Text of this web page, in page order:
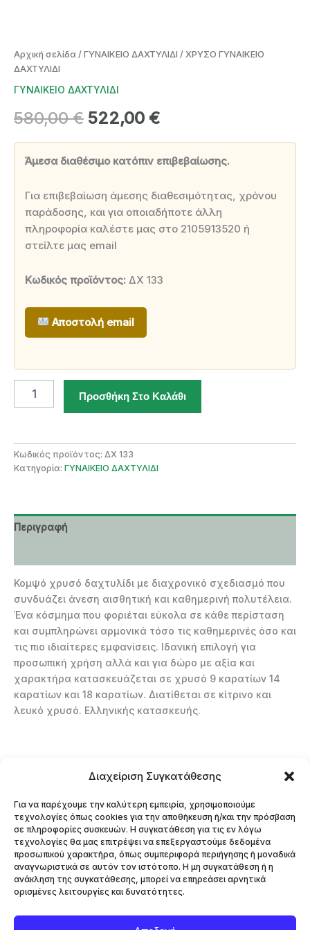
Διαχείριση Συγκατάθεσης
Για να παρέχουμε την καλύτερη εμπειρία, χρησιμοποιούμε
τεχνολογίες όπως cookies για την αποθήκευση ή/και την πρόσβαση
σε πληροφορίες συσκευών. Η συγκατάθεση για τις εν λόγω
τεχνολογίες θα μας επιτρέψει να επεξεργαστούμε δεδομένα
προσωπικού χαρακτήρα, όπως συμπεριφορά περιήγησης ή μοναδικά
αναγνωριστικά σε αυτόν τον ιστότοπο. Η μη συγκατάθεση ή η
ανάκληση της συγκατάθεσης, μπορεί να επηρεάσει αρνητικά
ορισμένες λειτουργίες και δυνατότητες.
Αρχική σελίδα / ΓΥΝΑΙΚΕΙΟ ΔΑΧΤΥΛΙΔΙ / ΧΡΥΣΟ ΓΥΝΑΙΚΕΙΟ
ΔΑΧΤΥΛΙΔΙ
ΓΥΝΑΙΚΕΙΟ ΔΑΧΤΥΛΙΔΙ
580,00€ Original
price
was:
580,00 €.
522,00 €Η
τρέχουσα
τιμή
είναι:
522,00 €.
Άμεσα διαθέσιμο κατόπιν επιβεβαίωσης.
Για επιβεβαίωση άμεσης διαθεσιμότητας, χρόνου
παράδοσης, και για οποιαδήποτε άλλη
πληροφορία καλέστε μας στο 2105913520 ή
στείλτε μας email
Κωδικός προϊόντος: ΔΧ 133
Αποστολή email
ΓΥΝΑΙΚΕΙΟ
ΔΑΧΤΥΛΙΔΙ
Προσθήκη Στο Καλάθι
Κωδικός προϊόντος: ΔΧ 133
Κατηγορία: ΓΥΝΑΙΚΕΙΟ ΔΑΧΤΥΛΙΔΙ
Περιγραφή
Κομψό χρυσό δαχτυλίδι με διαχρονικό σχεδιασμό που
συνδυάζει άνεση αισθητική και καθημερινή πολυτέλεια.
Ένα κόσμημα που φοριέται εύκολα σε κάθε περίσταση
και συμπληρώνει αρμονικά τόσο τις καθημερινές όσο και
τις πιο ιδιαίτερες εμφανίσεις. Ιδανική επιλογή για
προσωπική χρήση αλλά και για δώρο με αξία και
χαρακτήρα κατασκευάζεται σε χρυσό 9 καρατίων 14
καρατίων και 18 καρατίων. Διατίθεται σε κίτρινο και
λευκό χρυσό. Ελληνικής κατασκευής.
AΡΧΙΚΗ
ΕΠΙΚΟΙΝΩΝΙΑ
EΠΙΣΤΡΟΦΕΣ – ΑΛΛΑΓΕΣ
Πολιτικη Απορρητου
Πολιτική Cookies (ΕΕ)
ΑΣΗΜΕΝΙΑ ΚΟΣΜΗΜΑΤΑ
ΧΡΥΣΑ ΚΟΣΜΗΜΑΤΑ